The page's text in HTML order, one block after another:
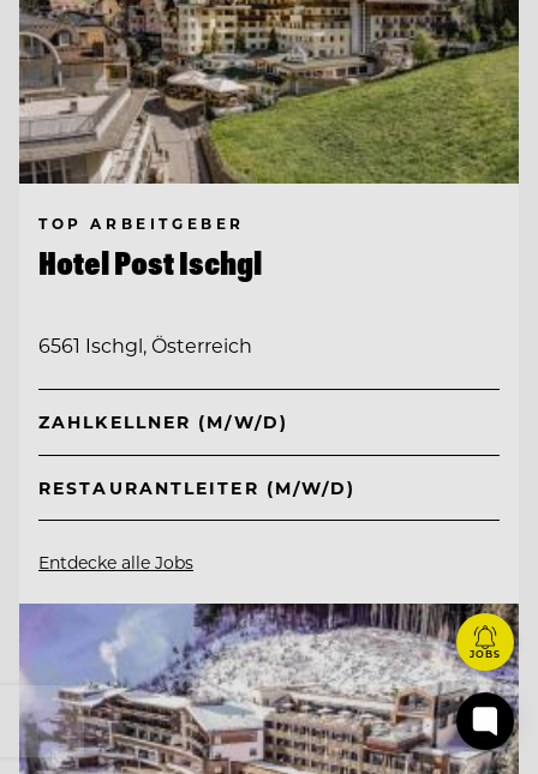
TOP ARBEITGEBER
Hotel Post Ischgl
6561 Ischgl, Österreich
ZAHLKELLNER (M/W/D)
RESTAURANTLEITER (M/W/D)
Entdecke alle Jobs
JOBS